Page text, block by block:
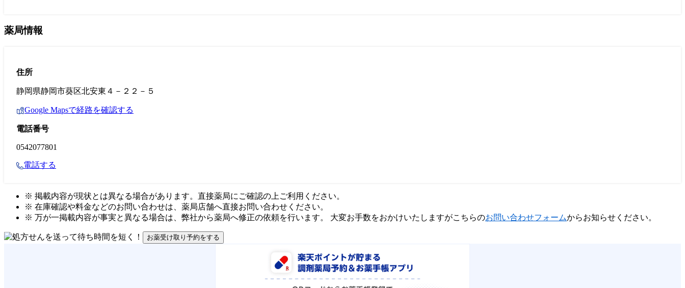
薬局情報
住所
静岡県静岡市葵区北安東４－２２－５
Google Mapsで経路を確認する
電話番号
0542077801
電話する
※ 掲載内容が現状とは異なる場合があります。直接薬局にご確認の上ご利用ください。
※ 在庫確認や料金などのお問い合わせは、薬局店舗へ直接お問い合わせください。
※ 万が一掲載内容が事実と異なる場合は、弊社から薬局へ修正の依頼を行います。 大変お手数をおかけいたしますがこちらのお問い合わせフォームからお知らせください。
お薬受け取り予約をする